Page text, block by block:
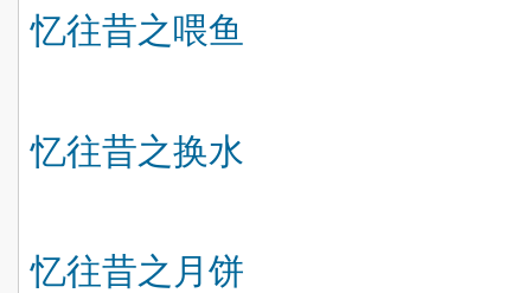
忆往昔之喂鱼
忆往昔之换水
忆往昔之月饼